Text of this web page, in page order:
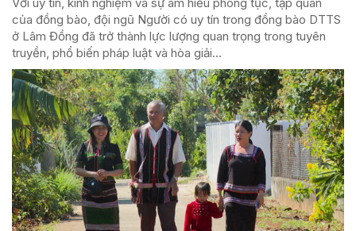
của đồng bào, đội ngũ Người có uy tín trong đồng bào DTTS
ở Lâm Đồng đã trở thành lực lượng quan trọng trong tuyên
truyền, phổ biến pháp luật và hòa giải...